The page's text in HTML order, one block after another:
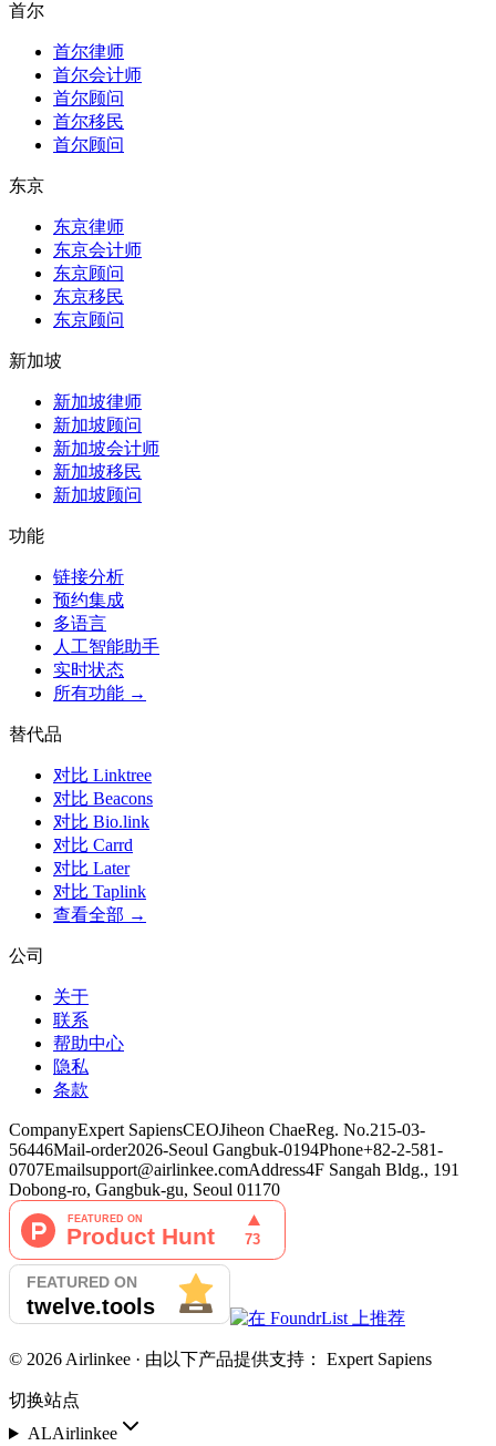
首尔
首尔律师
首尔会计师
首尔顾问
首尔移民
首尔顾问
东京
东京律师
东京会计师
东京顾问
东京移民
东京顾问
新加坡
新加坡律师
新加坡顾问
新加坡会计师
新加坡移民
新加坡顾问
功能
链接分析
预约集成
多语言
人工智能助手
实时状态
所有功能 →
替代品
对比 Linktree
对比 Beacons
对比 Bio.link
对比 Carrd
对比 Later
对比 Taplink
查看全部 →
公司
关于
联系
帮助中心
隐私
条款
CompanyExpert SapiensCEOJiheon ChaeReg. No.215-03-
56446Mail-order2026-Seoul Gangbuk-0194Phone+82-2-581-
0707Emailsupport@airlinkee.comAddress4F Sangah Bldg., 191
Dobong-ro, Gangbuk-gu, Seoul 01170
© 2026 Airlinkee · 由以下产品提供支持： Expert Sapiens
切换站点
ALAirlinkee